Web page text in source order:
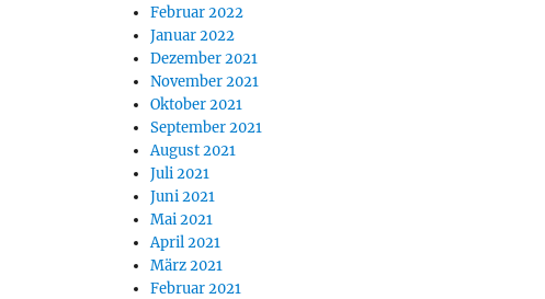
Februar 2022
Januar 2022
Dezember 2021
November 2021
Oktober 2021
September 2021
August 2021
Juli 2021
Juni 2021
Mai 2021
April 2021
März 2021
Februar 2021